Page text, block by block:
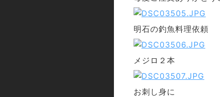
明石の釣魚料理依頼
メジロ２本
お刺し身に